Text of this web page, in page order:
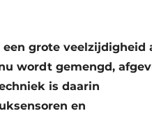
grote veelzijdigheid
wordt gemengd,
is daarin
en